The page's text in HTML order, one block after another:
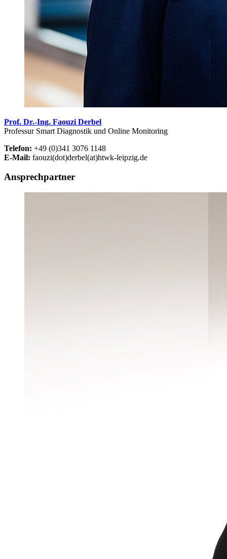
Prof. Dr.-Ing. Faouzi Derbel
Professur Smart Diagnostik und Online Monitoring
Telefon: +49 (0)341 3076 1148
E-Mail: faouzi(dot)derbel(at)htwk-leipzig.de
Ansprechpartner